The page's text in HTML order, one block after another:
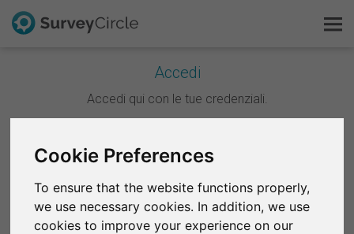
Cookie Preferences
To ensure that the website functions properly,
we use necessary cookies. In addition, we use
cookies to improve your experience on our
Accedi
Accedi qui con le tue credenziali.
Continua con Google
Continua con Facebook
Questo è SurveyCircle
FAQ